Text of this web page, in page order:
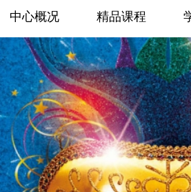
中心概况 精品课程